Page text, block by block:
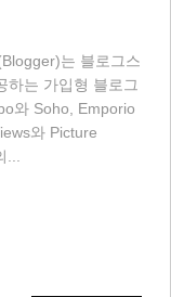
는 블로그스
하는 가입형 블로그
와 Soho, Emporio
와 Picture
...